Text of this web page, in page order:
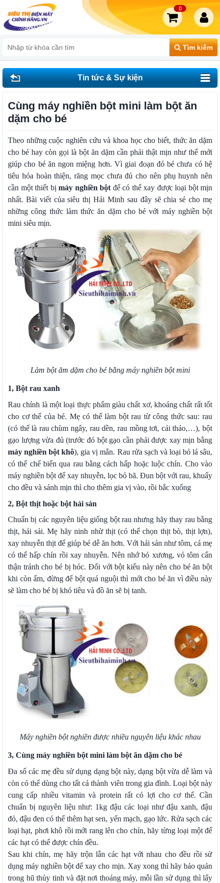
Tìm kiếm
0
Tin tức & Sự kiện
Cùng máy nghiền bột mini làm bột ăn
dặm cho bé
Theo những cuộc nghiên cứu và khoa học cho biết, thức ăn dặm
cho bé hay còn gọi là bột ăn dặm cần phải thật mịn như thế mới
giúp cho bé ăn ngon miệng hơn. Vì giai đoạn đó bé chưa có hệ
tiêu hóa hoàn thiện, răng mọc chưa đủ cho nên phụ huynh nên
cần một thiết bị máy nghiền bột để có thể xay được loại bột mịn
nhất. Bài viết của siêu thị Hải Minh sau đây sẽ chia sẻ cho mẹ
những công thức làm thức ăn dặm cho bé với máy nghiền bột
mini siêu mịn.
Làm bột ăm dặm cho bé bằng máy nghiền bột mini
1, Bột rau xanh
Rau chính là một loại thực phẩm giàu chất xơ, khoáng chất rất tốt
cho cơ thể của bé. Mẹ có thể làm bột rau từ công thức sau: rau
(có thể là rau chùm ngây, rau dền, rau mồng tơi, cải thảo,…), bột
gạo lượng vừa đủ (trước đó bột gạo cần phải được xay mịn bằng
máy nghiền bột khô), gia vị mắn. Rau rửa sạch và loại bỏ lá sâu,
có thể chế biến qua rau bằng cách hấp hoặc luộc chín. Cho vào
máy nghiền bột để xay nhuyễn, lọc bỏ bã. Đun bột với rau, khuấy
cho đều và sánh mịn thì cho thêm gia vị vào, rồi bắc xuống
2, Bột thịt hoặc bột hải sản
Chuẩn bị các nguyên liệu giống bột rau nhưng hãy thay rau bằng
thịt, hải sải. Mẹ hãy ninh nhừ thịt (có thể chọn thịt bò, thịt lợn),
xay nhuyễn thịt để giúp bé dễ ăn hơn. Với hải sản như tôm, cá mẹ
có thể hấp chín rồi xay nhuyễn. Nên nhớ bỏ xương, vỏ tôm cẩn
thận tránh cho bé bị hóc. Đối với bột kiểu này nên cho bé ăn bột
khi còn ấm, đừng để bột quá nguội thì mới cho bé ăn vì điều này
sẽ làm cho bé bị khó tiêu và đồ ăn sẽ bị tanh.
Máy nghiền bột nghiền được nhiều nguyên liệu khác nhau
3, Cùng máy nghiền bột mini làm bột ăn dặm cho bé
Đa số các mẹ đều sử dụng dạng bột này, dạng bột vừa dễ làm và
còn có thể dùng cho tất cả thành viên trong gia đình. Loại bột này
cung cấp nhiều vitamin và protein rất có lợi cho cơ thể. Cần
chuẩn bị nguyên liệu như: 1kg đậu các loại như đậu xanh, đậu
đỏ, đậu đen có thể thêm hạt sen, yến mạch, gạo lức. Rửa sạch các
loại hạt, phơi khô rồi mới rang lên cho chín, hãy từng loại một để
các hạt có thể được chín đều.
Sau khi chín, mẹ hãy trộn lẫn các hạt với nhau cho đều rồi sử
dụng máy nghiền bột để xay cho mịn. Xay xong thì hãy bảo quản
trong hũ thủy tinh và đặt nơi thoáng máy, mỗi lần sử dụng thì lấy